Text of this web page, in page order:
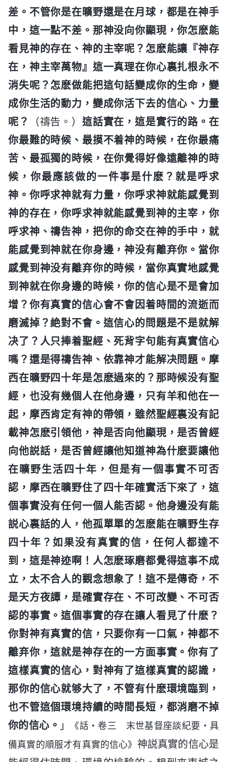
差。不管你是在曠野還是在月球，都是在神手
中，這一點不差。那神没向你顯現，你怎麽能
看見神的存在、神的主宰呢？怎麽能讓『神存
在，神主宰萬物』這一真理在你心裏扎根永不
消失呢？怎麽做能把這句話變成你的生命，變
成你生活的動力，變成你活下去的信心、力量
呢？
（禱告。） 這話實在，這是實行的路。在
你最難的時候、最摸不着神的時候，在你最痛
苦、最孤獨的時候，在你覺得好像遠離神的時
候，你最應該做的一件事是什麽？就是呼求
神。你呼求神就有力量，你呼求神就能感覺到
神的存在，你呼求神就能感覺到神的主宰，你
呼求神、禱告神，把你的命交在神的手中，就
能感覺到神就在你身邊，神没有離弃你。當你
感覺到神没有離弃你的時候，當你真實地感覺
到神就在你身邊的時候，你的信心是不是會加
增？你有真實的信心會不會因着時間的流逝而
磨滅掉？絶對不會。這信心的問題是不是就解
决了？人只捧着聖經、死背字句能有真實信心
嗎？還是得禱告神、依靠神才能解决問題。摩
西在曠野四十年是怎麽過來的？那時候没有聖
經，也没有幾個人在他身邊，只有羊和他在一
起，摩西肯定有神的帶領，雖然聖經裏没有記
載神怎麽引領他，神是否向他顯現，是否曾經
向他説話，是否曾經讓他知道神為什麽要讓他
在曠野生活四十年，但是有一個事實不可否
認，摩西在曠野住了四十年確實活下來了，這
個事實没有任何一個人能否認。他身邊没有能
説心裏話的人，他孤單單的怎麽能在曠野生存
四十年？如果没有真實的信，任何人都達不
到，這是神迹啊！人怎麽琢磨都覺得這事不成
立，太不合人的觀念想象了！這不是傳奇，不
是天方夜譚，是確實存在、不可改變、不可否
認的事實。這個事實的存在讓人看見了什麽？
你對神有真實的信，只要你有一口氣，神都不
離弃你，這就是神存在的一方面事實。你有了
這樣真實的信心，對神有了這樣真實的認識，
那你的信心就够大了，不管有什麽環境臨到，
也不管這個環境持續的時間長短，都消磨不掉
你的信心。 」
《話・卷三 末世基督座談紀要・具
備真實的順服才有真實的信心》 神説真實的信心是